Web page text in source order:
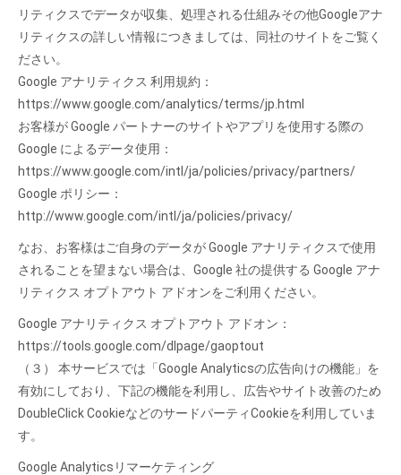
リティクスでデータが収集、処理される仕組みその他Googleアナ
リティクスの詳しい情報につきましては、同社のサイトをご覧く
ださい。
Google アナリティクス 利用規約：
https://www.google.com/analytics/terms/jp.html
お客様が Google パートナーのサイトやアプリを使用する際の
Google によるデータ使用：
https://www.google.com/intl/ja/policies/privacy/partners/
Google ポリシー：
http://www.google.com/intl/ja/policies/privacy/
なお、お客様はご自身のデータが Google アナリティクスで使用
されることを望まない場合は、Google 社の提供する Google アナ
リティクス オプトアウト アドオンをご利用ください。
Google アナリティクス オプトアウト アドオン：
https://tools.google.com/dlpage/gaoptout
（３） 本サービスでは「Google Analyticsの広告向けの機能」を
有効にしており、下記の機能を利用し、広告やサイト改善のため
DoubleClick CookieなどのサードパーティCookieを利用していま
す。
Google Analyticsリマーケティング